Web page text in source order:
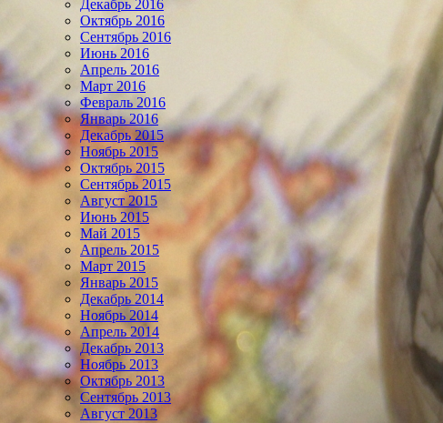
Декабрь 2016
Октябрь 2016
Сентябрь 2016
Июнь 2016
Апрель 2016
Март 2016
Февраль 2016
Январь 2016
Декабрь 2015
Ноябрь 2015
Октябрь 2015
Сентябрь 2015
Август 2015
Июнь 2015
Май 2015
Апрель 2015
Март 2015
Январь 2015
Декабрь 2014
Ноябрь 2014
Апрель 2014
Декабрь 2013
Ноябрь 2013
Октябрь 2013
Сентябрь 2013
Август 2013